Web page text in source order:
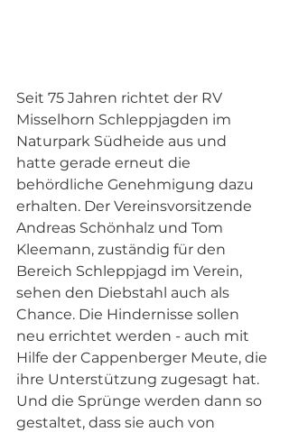
Seit 75 Jahren richtet der RV
Misselhorn Schleppjagden im
Naturpark Südheide aus und
hatte gerade erneut die
behördliche Genehmigung dazu
erhalten. Der Vereinsvorsitzende
Andreas Schönhalz und Tom
Kleemann, zuständig für den
Bereich Schleppjagd im Verein,
sehen den Diebstahl auch als
Chance. Die Hindernisse sollen
neu errichtet werden - auch mit
Hilfe der Cappenberger Meute, die
ihre Unterstützung zugesagt hat.
Und die Sprünge werden dann so
gestaltet, dass sie auch von